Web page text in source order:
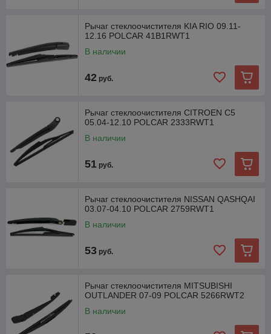
Рычаг стеклоочистителя KIA RIO 09.11-
12.16 POLCAR 41B1RWT1
В наличии
42 руб.
Рычаг стеклоочистителя CITROEN C5
05.04-12.10 POLCAR 2333RWT1
В наличии
51 руб.
Рычаг стеклоочистителя NISSAN QASHQAI
03.07-04.10 POLCAR 2759RWT1
В наличии
53 руб.
Рычаг стеклоочистителя MITSUBISHI
OUTLANDER 07-09 POLCAR 5266RWT2
В наличии